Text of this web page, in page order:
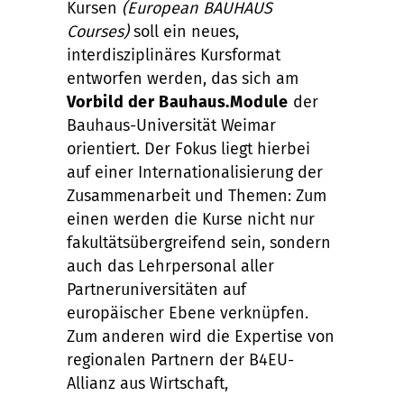
Kursen (European BAUHAUS
Courses)soll ein neues,
interdisziplinäres Kursformat
entworfen werden, das sich am
Vorbild der Bauhaus.Module der
Bauhaus-Universität Weimar
orientiert. Der Fokus liegt hierbei
auf einer Internationalisierung der
Zusammenarbeit und Themen: Zum
einen werden die Kurse nicht nur
fakultätsübergreifend sein, sondern
auch das Lehrpersonal aller
Partneruniversitäten auf
europäischer Ebene verknüpfen.
Zum anderen wird die Expertise von
regionalen Partnern der B4EU-
Allianz aus Wirtschaft,